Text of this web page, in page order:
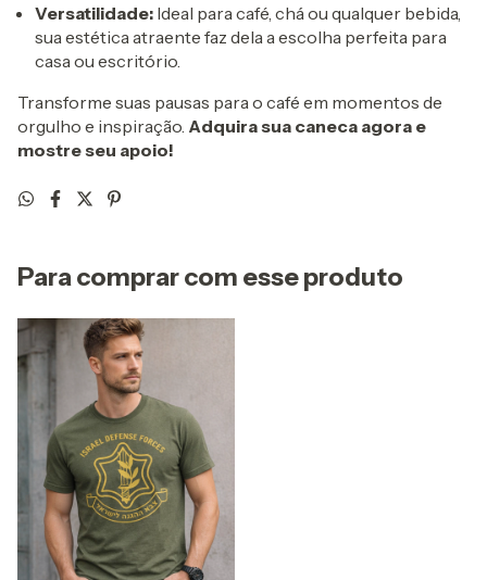
Versatilidade: Ideal para café, chá ou qualquer bebida,
sua estética atraente faz dela a escolha perfeita para
casa ou escritório.
Transforme suas pausas para o café em momentos de
orgulho e inspiração. Adquira sua caneca agora e
mostre seu apoio!
Para comprar com esse produto